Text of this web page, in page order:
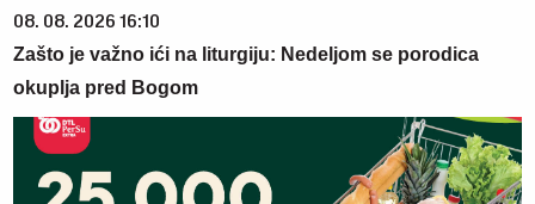
08. 08. 2026 16:10
Zašto je važno ići na liturgiju: Nedeljom se porodica
okuplja pred Bogom